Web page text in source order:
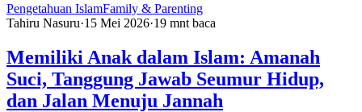
Pengetahuan IslamFamily & Parenting
Tahiru Nasuru·15 Mei 2026·19 mnt baca
Memiliki Anak dalam Islam: Amanah
Suci, Tanggung Jawab Seumur Hidup,
dan Jalan Menuju Jannah